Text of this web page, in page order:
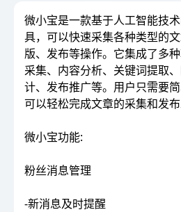
微小宝是一款基于人工智能技
具，可以快速采集各种类型的
版、发布等操作。它集成了多
采集、内容分析、关键词提取
计、发布推广等。用户只需要
可以轻松完成文章的采集和发布
微小宝功能:
粉丝消息管理
-新消息及时提醒